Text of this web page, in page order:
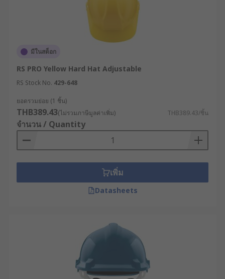
ช็อต จำเป็นต้องเลือกใช้หมวกนิรภัยที่มีคุณสมบัติ
ป้องกันไฟฟ้าได้อย่างเหมาะสม หมวกเซฟตี้แบ่งตาม
ระดับการป้องกันไฟฟ้าได้ 3 ประเภท ดังนี้
Class E (Electrical) : หมวกนิรภัยประเภทนี้
ออกแบบมาเพื่อป้องกันแรงกระแทกจากของตก
และยังสามารถป้องกันไฟฟ้าช็อตได้สูงถึง 20,000
โวลต์ เหมาะสำหรับงานที่มีความเสี่ยงจากกระแส
ไฟฟ้าแรงสูง เช่น ช่างไฟฟ้าแรงสูง เป็นต้น
Class G (General) : หมวกนิรภัยชนิดนี้สามารถ
ป้องกันแรงกระแทกจากของตกและไฟฟ้าช็อตได้
สูงถึง 2,200 โวลต์ เหมาะสำหรับงานที่มีความ
เสี่ยงจากไฟฟ้าแรงดันต่ำ เช่น ช่างไฟฟ้าทั่วไป
ช่างซ่อมบำรุง เป็นต้น
Class C (Conductive) : หมวกเซฟตี้ประเภทนี้
ออกแบบมาเพื่อป้องกันแรงกระแทกจากของตก
ความหมายของสีหมวกเซฟตี้
มีในสต็อก
RS PRO Yellow Hard Hat Adjustable
RS Stock No. 429-648
ยอดรวมย่อย (1 ชิ้น)
THB389.43(ไม่รวมภาษีมูลค่าเพิ่ม) THB389.43/ชิ้น
จำนวน / Quantity
เพิ่ม
Datasheets